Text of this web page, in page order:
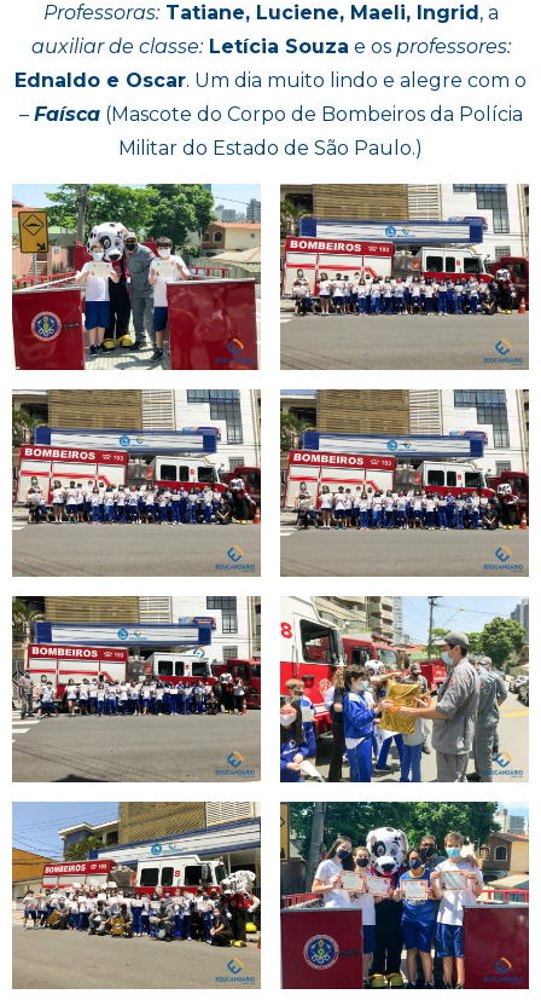
Professoras:Tatiane, Luciene, Maeli, Ingrid , a
auxiliar de classe:Letícia Souza e os professores:
Ednaldo e Oscar. Um dia muito lindo e alegre com o
– Faísca(Mascote do Corpo de Bombeiros da Polícia
Militar do Estado de São Paulo.)